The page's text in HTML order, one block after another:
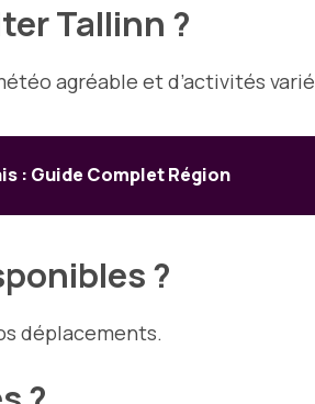
Tallinn ?
agréable et d’activités
: Guide Complet Région
?
déplacements.